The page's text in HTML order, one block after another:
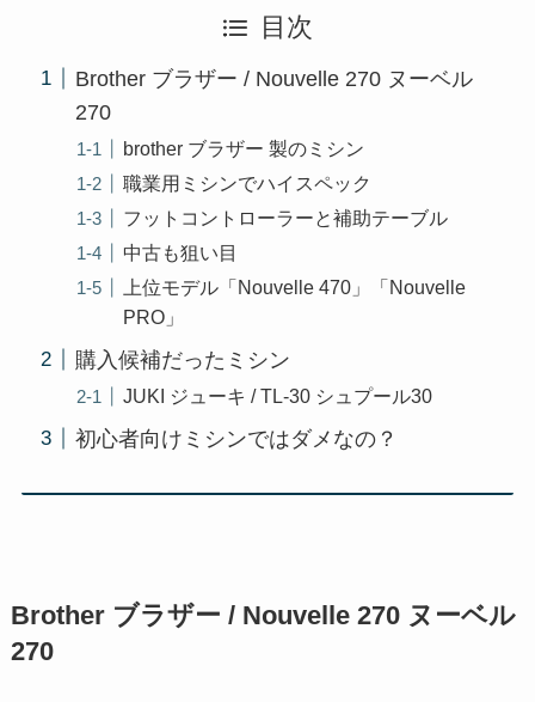
目次
Brother ブラザー / Nouvelle 270 ヌーベル
270
brother ブラザー 製のミシン
職業用ミシンでハイスペック
フットコントローラーと補助テーブル
中古も狙い目
上位モデル「Nouvelle 470」「Nouvelle
PRO」
購入候補だったミシン
JUKI ジューキ / TL-30 シュプール30
初心者向けミシンではダメなの？
Brother ブラザー / Nouvelle 270 ヌーベル
270